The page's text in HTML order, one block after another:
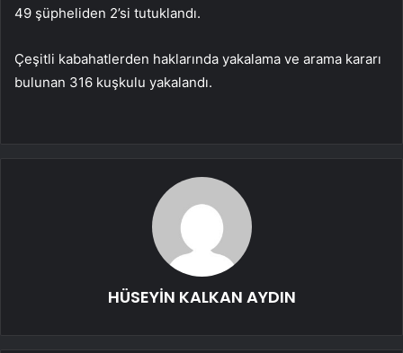
49 şüpheliden 2’si tutuklandı.
Çeşitli kabahatlerden haklarında yakalama ve arama kararı
bulunan 316 kuşkulu yakalandı.
HÜSEYİN KALKAN AYDIN